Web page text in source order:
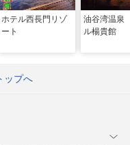
ホテル西長門リゾ
ート
油谷湾温
ル楊貴館
ップへ